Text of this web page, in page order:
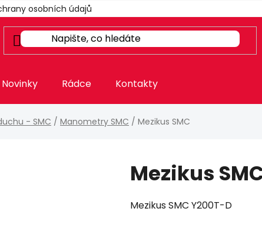
osobních údajů
Novinky Rádce Kontakty
- SMC / Manometry SMC / Mezikus SMC
Mezikus
Mezikus SMC Y200T-D